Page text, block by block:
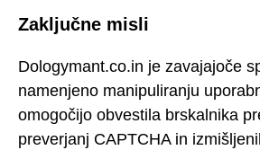
Zaključne misli
Dologymant.co.in je zavajajoče
namenjeno manipuliranju
omogočijo obvestila brskalnika
preverjanj CAPTCHA in